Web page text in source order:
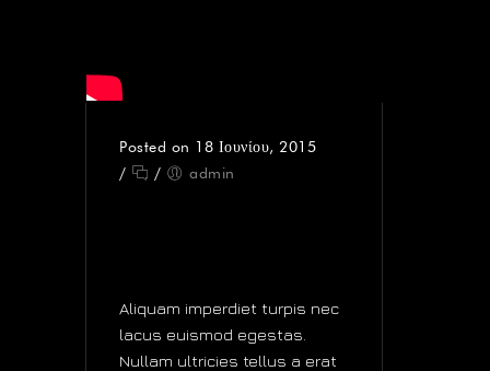
Posted on 18 Ιουνίου, 2015
/
/ admin
Aliquam imperdiet turpis nec
lacus euismod egestas.
Nullam ultricies tellus a erat